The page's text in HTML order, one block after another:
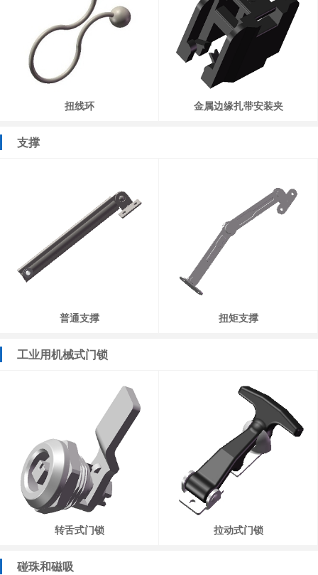
扭线环 金属边缘扎带安装夹
支撑
普通支撑 扭矩支撑
工业用机械式门锁
转舌式门锁 拉动式门锁
碰珠和磁吸